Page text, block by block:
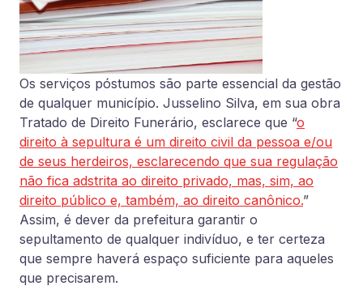
Os serviços póstumos são parte essencial da gestão
de qualquer município. Jusselino Silva, em sua obra
Tratado de Direito Funerário, esclarece que “o
direito à sepultura é um direito civil da pessoa e/ou
de seus herdeiros, esclarecendo que sua regulação
não fica adstrita ao direito privado, mas, sim, ao
direito público e, também, ao direito canônico.”
Assim, é dever da prefeitura garantir o
sepultamento de qualquer indivíduo, e ter certeza
que sempre haverá espaço suficiente para aqueles
que precisarem.